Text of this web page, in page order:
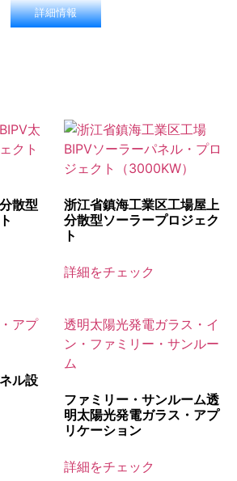
詳細情報
散型
浙江省鎮海工業区工場屋上
分散型ソーラープロジェク
ト
詳細をチェック
ル設
ファミリー・サンルーム透
明太陽光発電ガラス・アプ
リケーション
詳細をチェック